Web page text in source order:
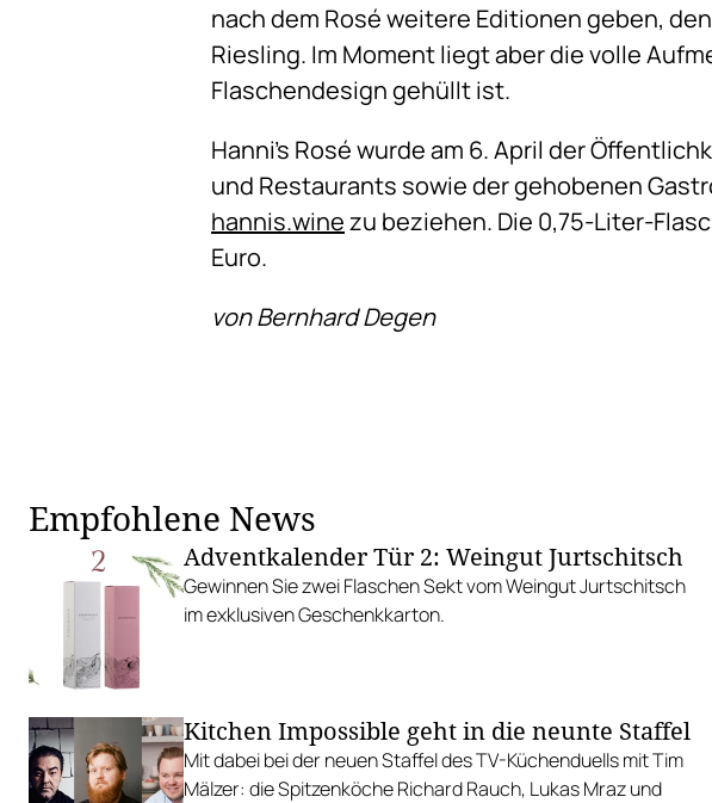
nach dem Rosé weitere Editionen geben,
Riesling. Im Moment liegt aber die volle
Flaschendesign gehüllt ist.
Hanni’s Rosé wurde am 6. April der
und Restaurants sowie der gehobenen
hannis.winezu beziehen. Die 0,75-Liter-
Euro.
von Bernhard Degen
Empfohlene News
Adventkalender Tür 2: Weingut Jurtschitsch
Gewinnen Sie zwei Flaschen Sekt vom Weingut Jurtschitsch
im exklusiven Geschenkkarton.
Kitchen Impossible geht in die neunte Staffel
Mit dabei bei der neuen Staffel des TV-Küchenduells mit Tim
Mälzer: die Spitzenköche Richard Rauch, Lukas Mraz und